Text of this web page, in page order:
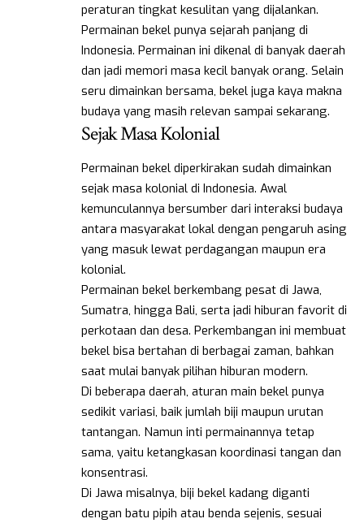
peraturan tingkat kesulitan yang dijalankan.
Permainan bekel punya sejarah panjang di
Indonesia. Permainan ini dikenal di banyak daerah
dan jadi memori masa kecil banyak orang. Selain
seru dimainkan bersama, bekel juga kaya makna
budaya yang masih relevan sampai sekarang.
Sejak Masa Kolonial
Permainan bekel diperkirakan sudah dimainkan
sejak masa kolonial di Indonesia. Awal
kemunculannya bersumber dari interaksi budaya
antara masyarakat lokal dengan pengaruh asing
yang masuk lewat perdagangan maupun era
kolonial.
Permainan bekel berkembang pesat di Jawa,
Sumatra, hingga Bali, serta jadi hiburan favorit di
perkotaan dan desa. Perkembangan ini membuat
bekel bisa bertahan di berbagai zaman, bahkan
saat mulai banyak pilihan hiburan modern.
Di beberapa daerah, aturan main bekel punya
sedikit variasi, baik jumlah biji maupun urutan
tantangan. Namun inti permainannya tetap
sama, yaitu ketangkasan koordinasi tangan dan
konsentrasi.
Di Jawa misalnya, biji bekel kadang diganti
dengan batu pipih atau benda sejenis, sesuai